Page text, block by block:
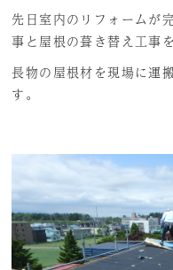
先日室内のリフォームが
事と屋根の葺き替え工事
長物の屋根材を現場に運
す。